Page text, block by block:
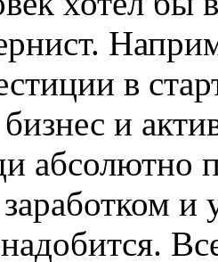
в
и
абсолютно
и